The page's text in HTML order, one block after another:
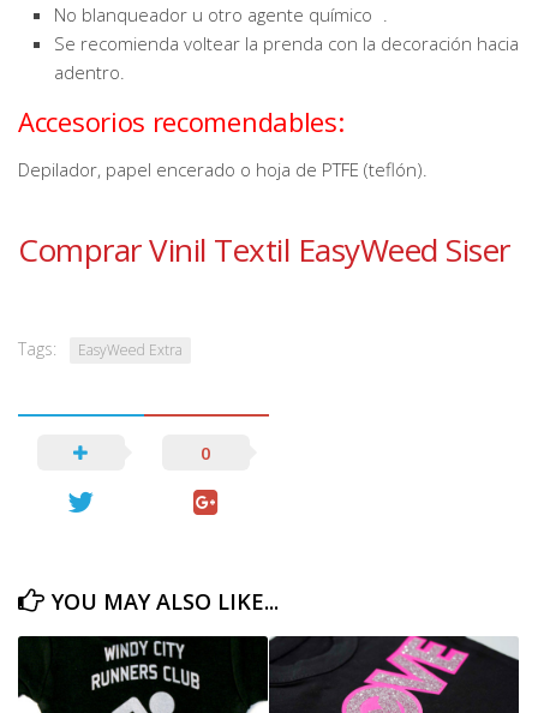
No blanqueador u otro agente químico .
Se recomienda voltear la prenda con la decoración hacia
adentro.
Accesorios recomendables:
Depilador, papel encerado o hoja de PTFE (teflón).
Comprar Vinil Textil EasyWeed Siser
Tags: EasyWeed Extra
0
YOU MAY ALSO LIKE...